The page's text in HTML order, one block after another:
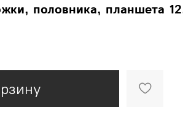
половника, планшета